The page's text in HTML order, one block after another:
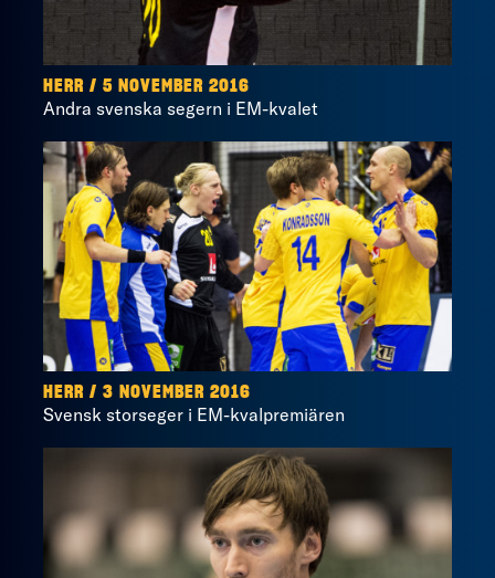
HERR / 5 NOVEMBER 2016
Andra svenska segern i EM-kvalet
HERR / 3 NOVEMBER 2016
Svensk storseger i EM-kvalpremiären